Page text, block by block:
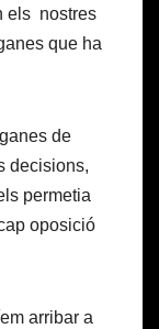
els nostres
que ha
de
decisions,
permetia
oposició
arribar a